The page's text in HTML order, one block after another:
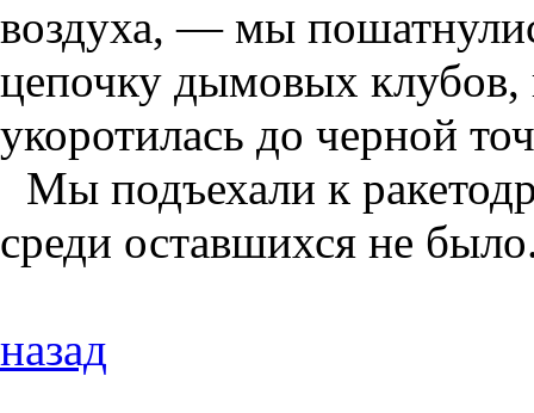
воздуха, — мы
цепочку дымовых клубов,
укоротилась до черной
Мы подъехали к
среди оставшихся не
назад